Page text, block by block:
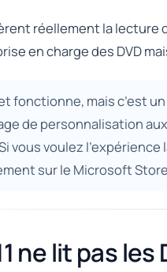
réellement la lecture
en charge des DVD
fonctionne, mais c’est
de personnalisation
vous voulez
sur le Microsoft
ne lit pas les